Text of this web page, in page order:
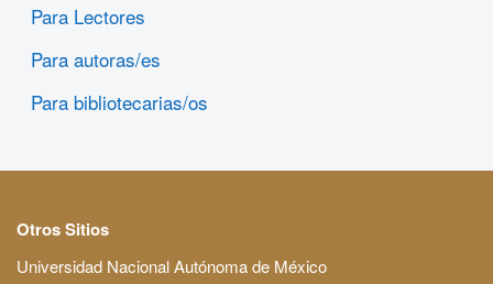
Para Lectores
Para autoras/es
Para bibliotecarias/os
Otros Sitios
Universidad Nacional Autónoma de México